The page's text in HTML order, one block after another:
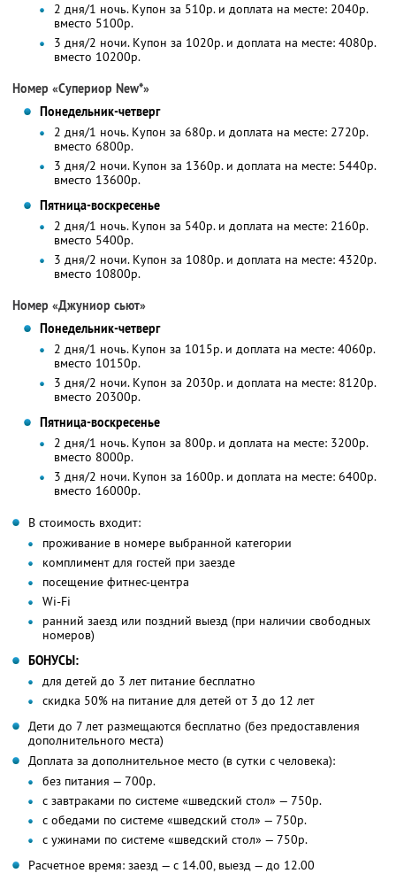
2 дня/1 ночь. Купон за 510р. и доплата на месте: 2040р.
вместо 5100р.
3 дня/2 ночи. Купон за 1020р. и доплата на месте: 4080р.
вместо 10200р.
Номер «Супериор New*»
Понедельник-четверг
2 дня/1 ночь. Купон за 680р. и доплата на месте: 2720р.
вместо 6800р.
3 дня/2 ночи. Купон за 1360р. и доплата на месте: 5440р.
вместо 13600р.
Пятница-воскресенье
2 дня/1 ночь. Купон за 540р. и доплата на месте: 2160р.
вместо 5400р.
3 дня/2 ночи. Купон за 1080р. и доплата на месте: 4320р.
вместо 10800р.
Номер «Джуниор сьют»
Понедельник-четверг
2 дня/1 ночь. Купон за 1015р. и доплата на месте: 4060р.
вместо 10150р.
3 дня/2 ночи. Купон за 2030р. и доплата на месте: 8120р.
вместо 20300р.
Пятница-воскресенье
2 дня/1 ночь. Купон за 800р. и доплата на месте: 3200р.
вместо 8000р.
3 дня/2 ночи. Купон за 1600р. и доплата на месте: 6400р.
вместо 16000р.
В стоимость входит:
проживание в номере выбранной категории
комплимент для гостей при заезде
посещение фитнес-центра
Wi-Fi
ранний заезд или поздний выезд (при наличии свободных
номеров)
БОНУСЫ:
для детей до 3 лет питание бесплатно
скидка 50% на питание для детей от 3 до 12 лет
Дети до 7 лет размещаются бесплатно (без предоставления
дополнительного места)
Доплата за дополнительное место (в сутки с человека):
без питания — 700р.
с завтраками по системе «шведский стол» — 750р.
с обедами по системе «шведский стол» — 750р.
с ужинами по системе «шведский стол» — 750р.
Расчетное время: заезд — с 14.00, выезд — до 12.00